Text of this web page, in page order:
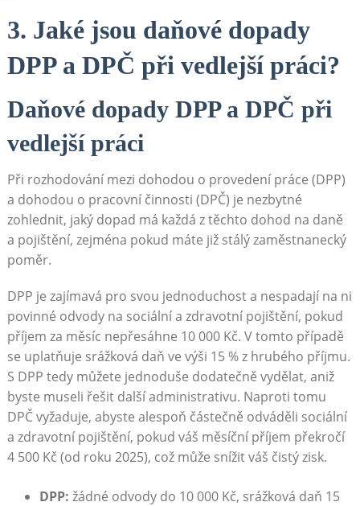
3. Jaké jsou daňové dopady
DPP a DPČ při vedlejší práci?
Daňové dopady DPP a DPČ při
vedlejší práci
Při rozhodování mezi dohodou o provedení práce (DPP)
a dohodou o pracovní činnosti (DPČ) je nezbytné
zohlednit, jaký dopad má každá z těchto dohod na daně
a pojištění, zejména pokud máte již stálý zaměstnanecký
poměr.
DPP je zajímavá pro svou jednoduchost a nespadají na ni
povinné odvody na sociální a zdravotní pojištění, pokud
příjem za měsíc nepřesáhne 10 000 Kč. V tomto případě
se uplatňuje srážková daň ve výši 15 % z hrubého příjmu.
S DPP tedy můžete jednoduše dodatečně vydělat, aniž
byste museli řešit další administrativu. Naproti tomu
DPČ vyžaduje, abyste alespoň částečně odváděli sociální
a zdravotní pojištění, pokud váš měsíční příjem překročí
4 500 Kč (od roku 2025), což může snížit váš čistý zisk.
DPP: žádné odvody do 10 000 Kč, srážková daň 15